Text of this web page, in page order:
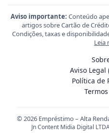
Aviso importante: Conteúdo
artigos sobre Cartão de
Condições, taxas e
Leia
Aviso Legal
Política de
© 2026 Empréstimo – Alta
Jn Content Midia Digital